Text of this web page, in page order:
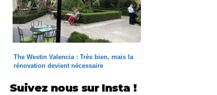
The Westin Valencia : Très bien, mais la
rénovation devient nécessaire
Suivez nous sur Insta !